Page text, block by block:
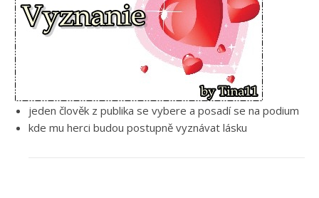
jeden člověk z publika se vybere a posadí se na podium
kde mu herci budou postupně vyznávat lásku